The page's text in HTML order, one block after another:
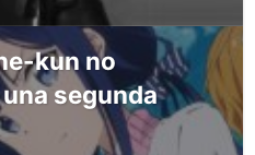
kun no
segunda